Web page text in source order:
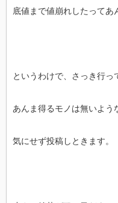
底値まで値崩れしたってあ
というわけで、さっき行っ
あんま得るモノは無いよう
気にせず投稿しときます。